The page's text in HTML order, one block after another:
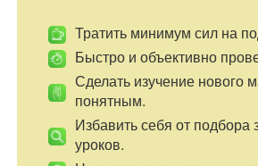
Тратить минимум сил на
Быстро и объективно
Сделать изучение нового
понятным.
Избавить себя от подбора
уроков.